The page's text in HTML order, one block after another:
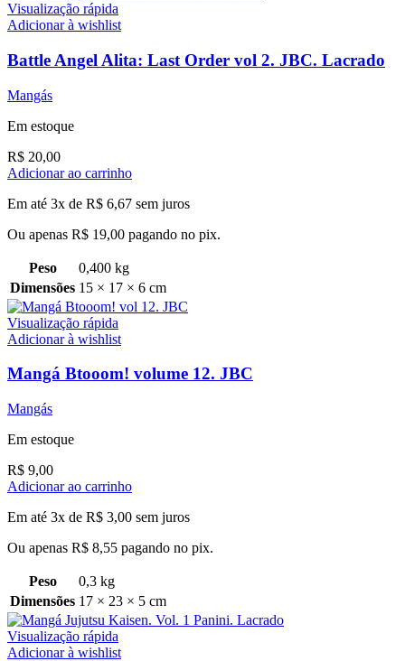
Visualização rápida
Adicionar à wishlist
Battle Angel Alita: Last Order vol 2. JBC. Lacrado
Mangás
Em estoque
R$ 20,00
Adicionar ao carrinho
Em até 3x de R$ 6,67 sem juros
Ou apenas R$ 19,00 pagando no pix.
Peso
0,400 kg
Dimensões 15 × 17 × 6 cm
Visualização rápida
Adicionar à wishlist
Mangá Btooom! volume 12. JBC
Mangás
Em estoque
R$ 9,00
Adicionar ao carrinho
Em até 3x de R$ 3,00 sem juros
Ou apenas R$ 8,55 pagando no pix.
Peso
0,3 kg
Dimensões 17 × 23 × 5 cm
Visualização rápida
Adicionar à wishlist